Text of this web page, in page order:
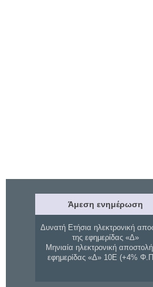
Άμεση ενημέρωση
Δυνατή Ετήσια ηλεκτρονική
της εφημερίδας «Δ»
Μηνιαία ηλεκτρονική
εφημερίδας «Δ» 10Ε (+4%